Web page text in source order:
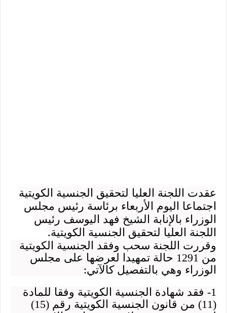
عقدت اللجنة العليا لتحقيق الجنسية الكويتية
اجتماعا اليوم الأربعاء برئاسة رئيس مجلس
الوزراء بالإنابة الشيخ فهد اليوسف رئيس
اللجنة العليا لتحقيق الجنسية الكويتية.
وقررت اللجنة سحب وفقد الجنسية الكويتية
من 1291 حالة تمهيدا لعرضها على مجلس
الوزراء وهي بالتفصيل كالآتي:
1- فقد شهادة الجنسية الكويتية وفقا للمادة
(11) من قانون الجنسية الكويتية رقم (15)